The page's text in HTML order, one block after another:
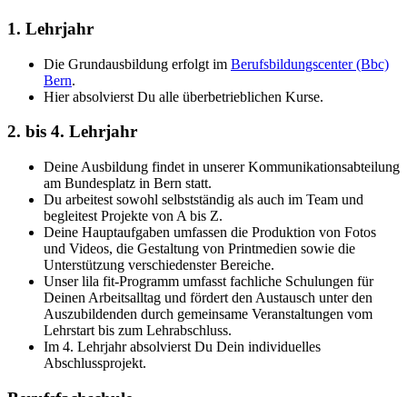
1. Lehrjahr
Die Grundausbildung erfolgt im Berufsbildungscenter (Bbc)
Bern.
Hier absolvierst Du alle überbetrieblichen Kurse.
2. bis 4. Lehrjahr
Deine Ausbildung findet in unserer Kommunikationsabteilung
am Bundesplatz in Bern statt.
Du arbeitest sowohl selbstständig als auch im Team und
begleitest Projekte von A bis Z.
Deine Hauptaufgaben umfassen die Produktion von Fotos
und Videos, die Gestaltung von Printmedien sowie die
Unterstützung verschiedenster Bereiche.
Unser lila fit-Programm umfasst fachliche Schulungen für
Deinen Arbeitsalltag und fördert den Austausch unter den
Auszubildenden durch gemeinsame Veranstaltungen vom
Lehrstart bis zum Lehrabschluss.
Im 4. Lehrjahr absolvierst Du Dein individuelles
Abschlussprojekt.